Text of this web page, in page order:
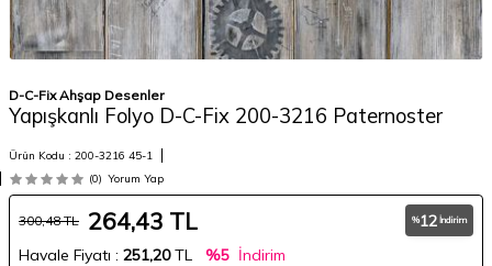
D-C-Fix Ahşap Desenler
Yapışkanlı Folyo D-C-Fix 200-3216 Paternoster
Ürün Kodu : 200-3216 45-1
(0) Yorum Yap
300,48TL 264,43 TL %12 İndirim
Havale Fiyatı : 251,20TL %5 İndirim